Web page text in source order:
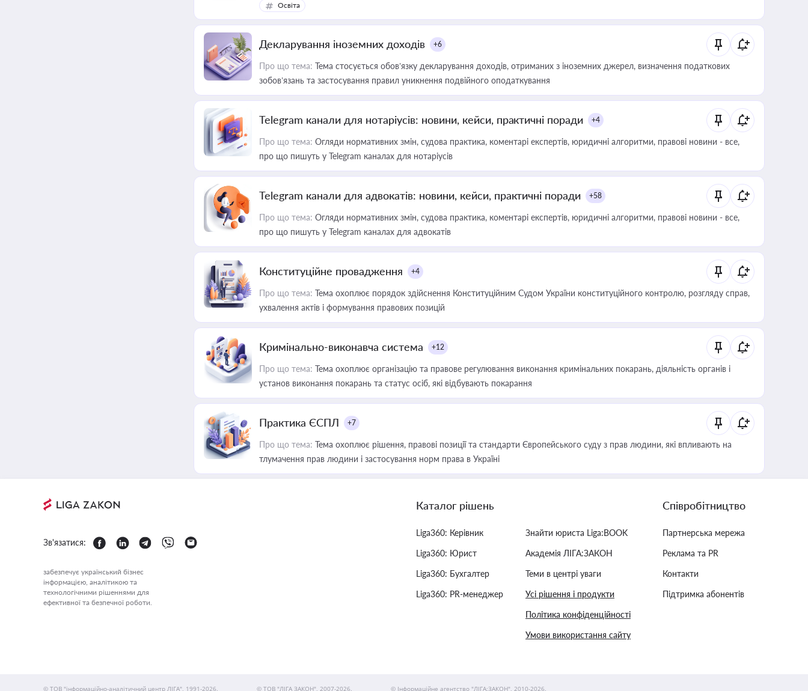
Освіта
Декларування іноземних доходів +6
Про що тема: Тема стосується обов’язку декларування доходів, отриманих з іноземних джерел, визначення податкових
зобов’язань та застосування правил уникнення подвійного оподаткування
Telegram канали для нотаріусів: новини, кейси, практичні поради +4
Про що тема: Огляди нормативних змін, судова практика, коментарі експертів, юридичні алгоритми, правові новини - все,
про що пишуть у Telegram каналах для нотаріусів
Telegram канали для адвокатів: новини, кейси, практичні поради +58
Про що тема: Огляди нормативних змін, судова практика, коментарі експертів, юридичні алгоритми, правові новини - все,
про що пишуть у Telegram каналах для адвокатів
Конституційне провадження +4
Про що тема: Тема охоплює порядок здійснення Конституційним Судом України конституційного контролю, розгляду справ,
ухвалення актів і формування правових позицій
Кримінально-виконавча система +12
Про що тема: Тема охоплює організацію та правове регулювання виконання кримінальних покарань, діяльність органів і
установ виконання покарань та статус осіб, які відбувають покарання
Практика ЄСПЛ +7
Про що тема: Тема охоплює рішення, правові позиції та стандарти Європейського суду з прав людини, які впливають на
тлумачення прав людини і застосування норм права в Україні
Зв'язатися:
забезпечує український бізнес
інформацією, аналітикою та
технологічними рішеннями для
ефективної та безпечної роботи.
Каталог рішень
Liga360: Керівник
Liga360: Юрист
Liga360: Бухгалтер
Liga360: PR-менеджер
Знайти юриста Liga:BOOK
Академія ЛІГА:ЗАКОН
Теми в центрі уваги
Усі рішення і продукти
Політика конфіденційності
Умови використання сайту
Співробітництво
Партнерська мережа
Реклама та PR
Контакти
Підтримка абонентів
© ТОВ "інформаційно-аналітичний центр ЛІГА", 1991-2026. © ТОВ "ЛІГА ЗАКОН", 2007-2026. © Інформаційне агентство "ЛІГА:ЗАКОН", 2010-2026.